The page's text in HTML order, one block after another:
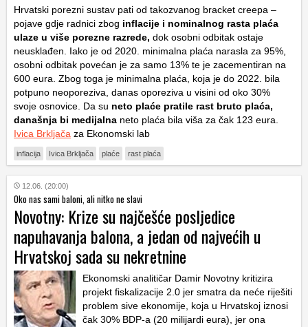
Hrvatski porezni sustav pati od takozvanog bracket creepa –
pojave gdje radnici zbog inflacije i nominalnog rasta plaća
ulaze u više porezne razrede, dok osobni odbitak ostaje
neusklađen. Iako je od 2020. minimalna plaća narasla za 95%,
osobni odbitak povećan je za samo 13% te je zacementiran na
600 eura. Zbog toga je minimalna plaća, koja je do 2022. bila
potpuno neoporeziva, danas oporeziva u visini od oko 30%
svoje osnovice. Da su neto plaće pratile rast bruto plaća,
današnja bi medijalna neto plaća bila viša za čak 123 eura.
Ivica Brkljača za Ekonomski lab
inflacija Ivica Brkljača plaće rast plaća
12.06. (20:00)
Oko nas sami baloni, ali nitko ne slavi
Novotny: Krize su najčešće posljedice
napuhavanja balona, a jedan od najvećih u
Hrvatskoj sada su nekretnine
Ekonomski analitičar Damir Novotny kritizira
projekt fiskalizacije 2.0 jer smatra da neće riješiti
problem sive ekonomije, koja u Hrvatskoj iznosi
čak 30% BDP-a (20 milijardi eura), jer ona